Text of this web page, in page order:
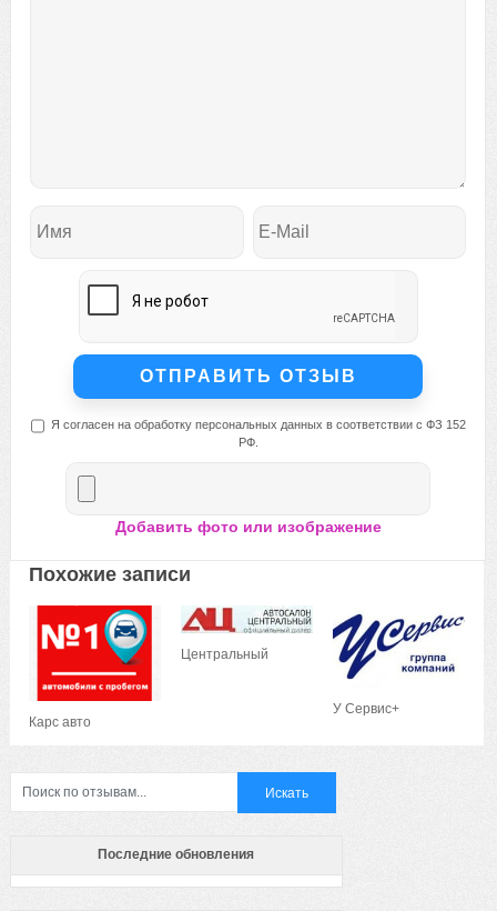
Я согласен на обработку персональных данных в соответствии с ФЗ 152
РФ.
Добавить фото или изображение
Похожие записи
Карс авто
Центральный
У Сервис+
Последние обновления